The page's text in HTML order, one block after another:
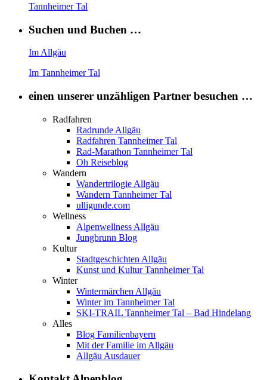
Tannheimer Tal
Suchen und Buchen …
Im Allgäu
Im Tannheimer Tal
einen unserer unzähligen Partner besuchen …
Radfahren
Radrunde Allgäu
Radfahren Tannheimer Tal
Rad-Marathon Tannheimer Tal
Oh Reiseblog
Wandern
Wandertrilogie Allgäu
Wandern Tannheimer Tal
ulligunde.com
Wellness
Alpenwellness Allgäu
Jungbrunn Blog
Kultur
Stadtgeschichten Allgäu
Kunst und Kultur Tannheimer Tal
Winter
Wintermärchen Allgäu
Winter im Tannheimer Tal
SKI-TRAIL Tannheimer Tal – Bad Hindelang
Alles
Blog Familienbayern
Mit der Familie im Allgäu
Allgäu Ausdauer